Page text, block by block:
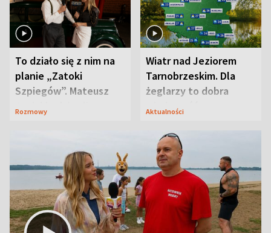
To działo się z nim na
planie „Zatoki
Szpiegów”. Mateusz
Janicki odsłonił
Rozmowy
Wiatr nad Jeziorem
Tarnobrzeskim. Dla
żeglarzy to dobra
wiadomość
Aktualności